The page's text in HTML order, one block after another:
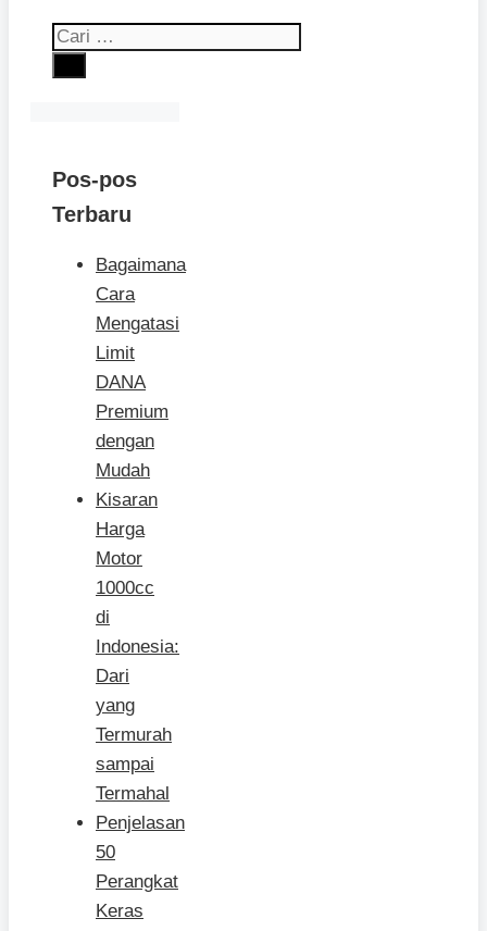
Cari
Pos-pos
Terbaru
Bagaimana
Cara
Mengatasi
Limit
DANA
Premium
dengan
Mudah
Kisaran
Harga
Motor
1000cc
di
Indonesia:
Dari
yang
Termurah
sampai
Termahal
Penjelasan
50
Perangkat
Keras